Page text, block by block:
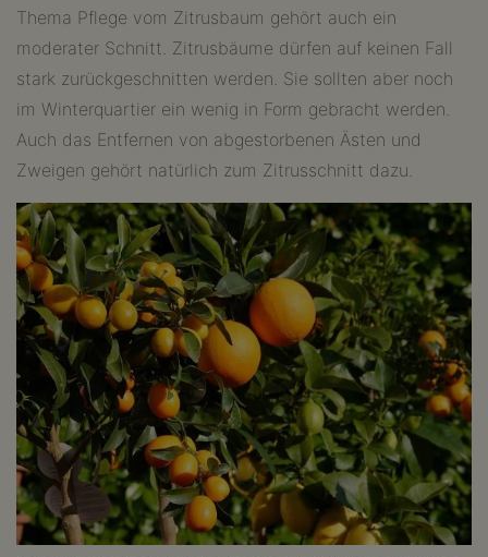
Thema Pflege vom Zitrusbaum gehört auch ein
moderater Schnitt. Zitrusbäume dürfen auf keinen Fall
stark zurückgeschnitten werden. Sie sollten aber noch
im Winterquartier ein wenig in Form gebracht werden.
Auch das Entfernen von abgestorbenen Ästen und
Zweigen gehört natürlich zum Zitrusschnitt dazu.